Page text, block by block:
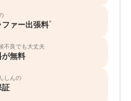
ァー出張料*
不良でも大丈夫
が無料
しんの
証